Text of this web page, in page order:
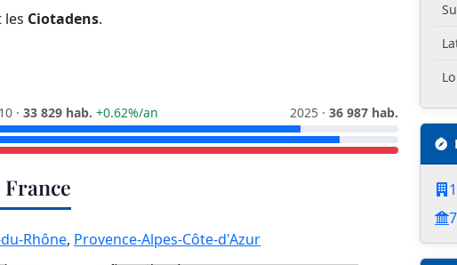
les Ciotadens.
· 33 829 hab. +0.62%/an 2025 · 36 987 hab.
Rhône, Provence-Alpes-Côte-d'Azur